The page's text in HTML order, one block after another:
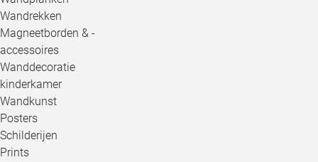
Wandrekken
Magneetborden & -
accessoires
Wanddecoratie
kinderkamer
Wandkunst
Posters
Schilderijen
Prints